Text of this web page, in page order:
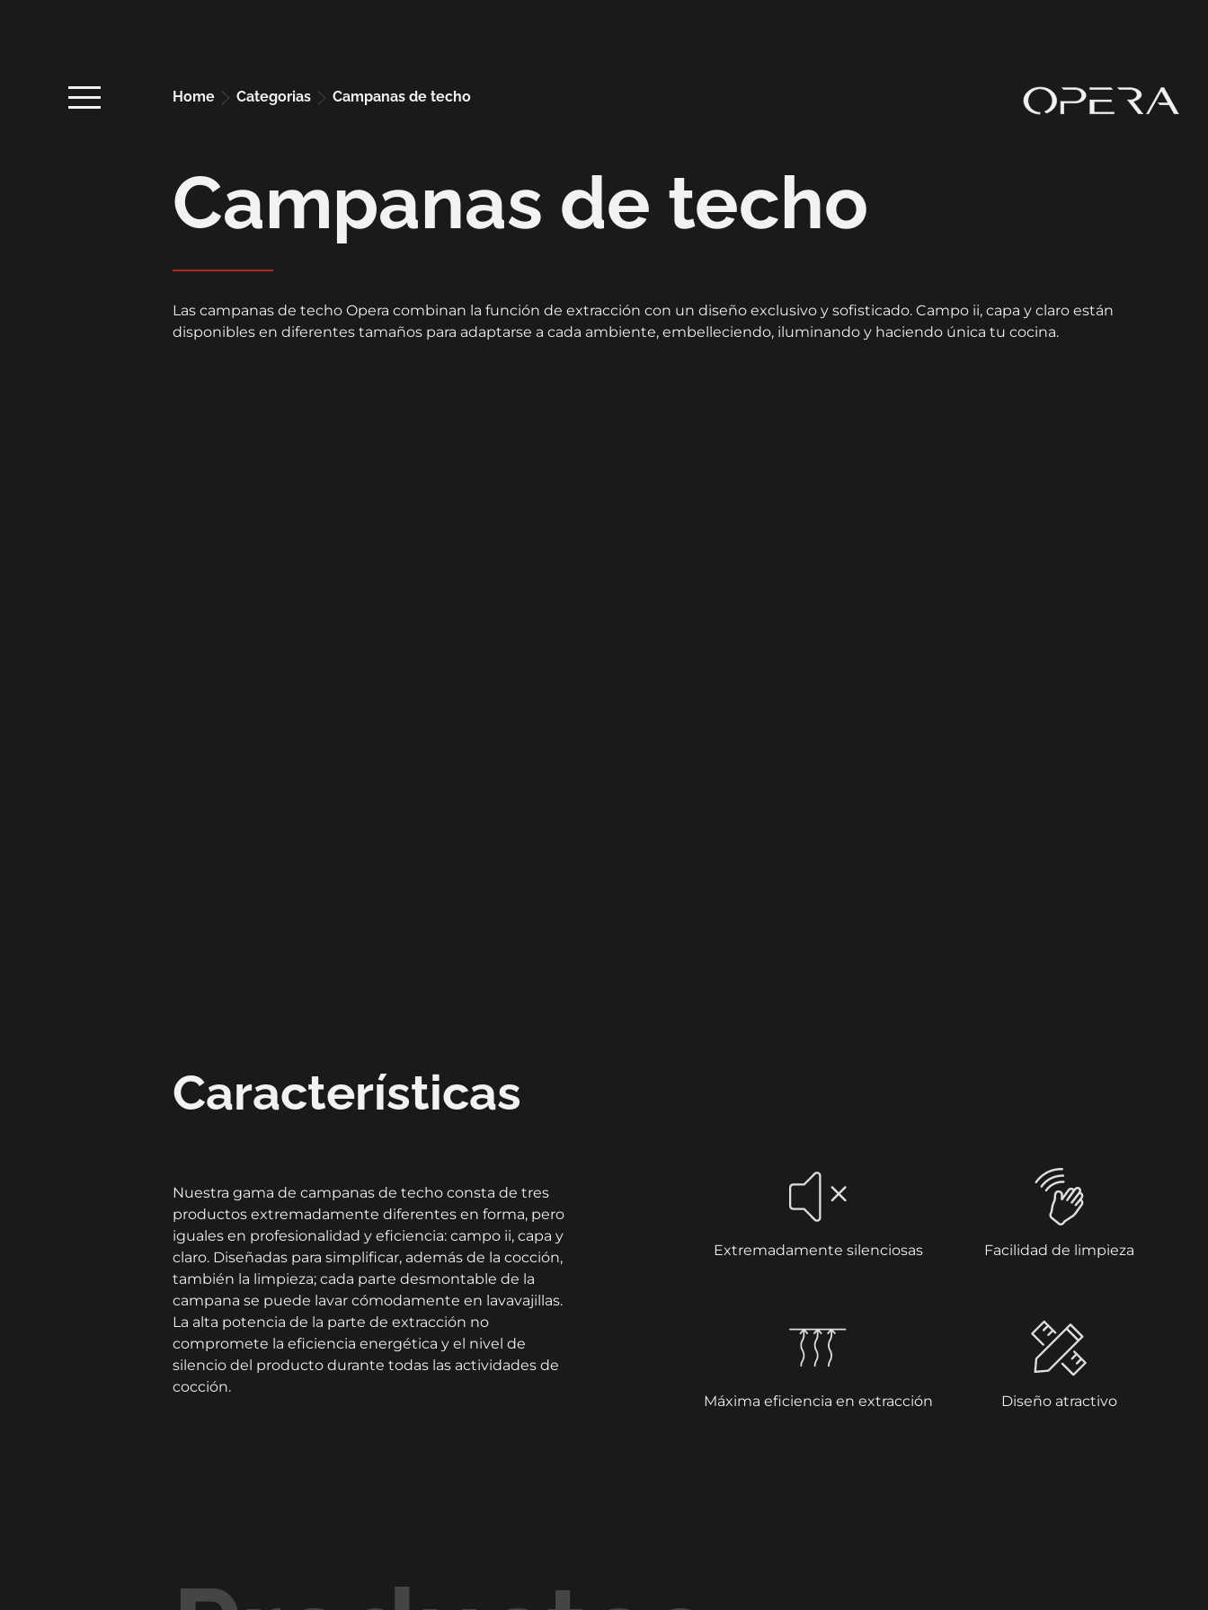
Home categorias campanas de techo
Campanas de techo
Las campanas de techo Opera combinan la función de extracción con un diseño exclusivo y sofisticado. Campo ii, capa y claro están
disponibles en diferentes tamaños para adaptarse a cada ambiente, embelleciendo, iluminando y haciendo única tu cocina.
Características
Nuestra gama de campanas de techo consta de tres
productos extremadamente diferentes en forma, pero
iguales en profesionalidad y eficiencia: campo ii, capa y
claro. Diseñadas para simplificar, además de la cocción,
también la limpieza; cada parte desmontable de la
campana se puede lavar cómodamente en lavavajillas.
La alta potencia de la parte de extracción no
compromete la eficiencia energética y el nivel de
silencio del producto durante todas las actividades de
cocción.
Extremadamente silenciosas Facilidad de limpieza
Máxima eficiencia en extracción Diseño atractivo